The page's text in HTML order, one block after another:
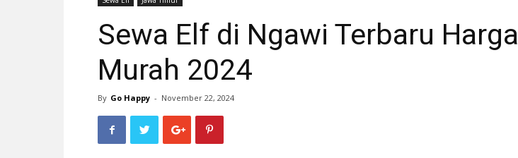
Sewa Elf di Ngawi Terbaru Harga
Murah 2024
By Go Happy - November 22, 2024